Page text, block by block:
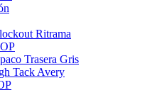
Ritrama
Trasera Gris
Tack Avery